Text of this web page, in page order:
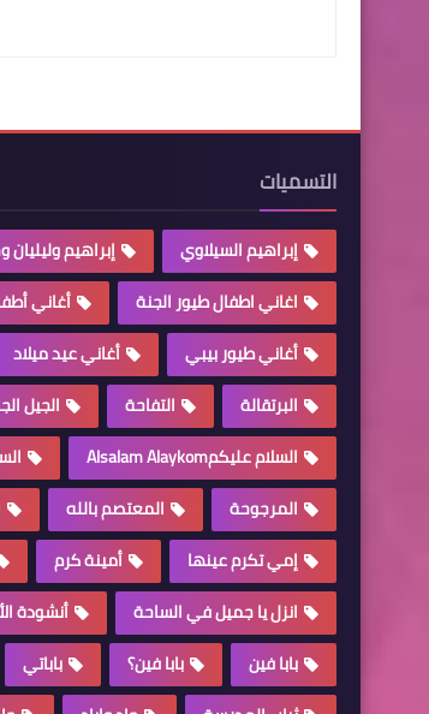
التسميات
إبراهيم السيلاوي إبراهيم وليليان
اغاني اطفال طيور الجنة
أغاني
أغاني طيور بيبي
أغاني عيد ميلاد
البرتقالة
التفاحة الجيل
السلام عليكمAlsalam Alaykom
المرجوحة
المعتصم بالله
إمي تكرم عينها
أمينة كرم
انزل يا جميل في الساحة
أنشودة
بابا فين
بابا فين؟ باباتي